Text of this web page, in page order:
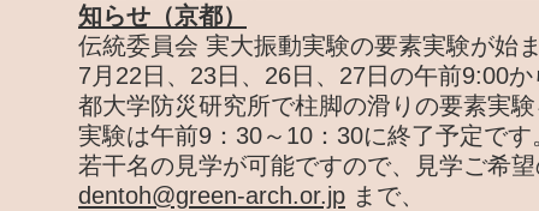
知らせ（京都）
伝統委員会 実大振動実験の要素実験が始
7月22日、23日、26日、27日の午前9:00
都大学防災研究所で柱脚の滑りの要素実
実験は午前9：30～10：30に終了予定です
若干名の見学が可能ですので、見学ご希
dentoh@green-arch.or.jp まで、